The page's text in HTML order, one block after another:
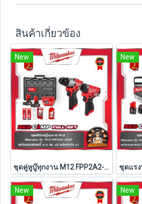
สินค้าเกี่ยวข้อง
New
ชุดคู่หูบู๊ทุกงาน M12 FPP2A2-402P Milwaukee (Q3)
New
New New